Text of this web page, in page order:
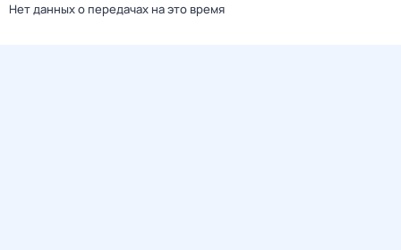
Нет данных о передачах на это время